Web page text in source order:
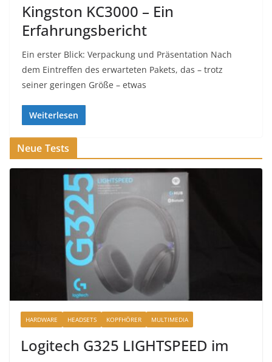
Kingston KC3000 – Ein
Erfahrungsbericht
Ein erster Blick: Verpackung und Präsentation Nach
dem Eintreffen des erwarteten Pakets, das – trotz
seiner geringen Größe – etwas
Weiterlesen
Neue Tests
HARDWARE HEADSETS KOPFHÖRER MULTIMEDIA
Logitech G325 LIGHTSPEED im